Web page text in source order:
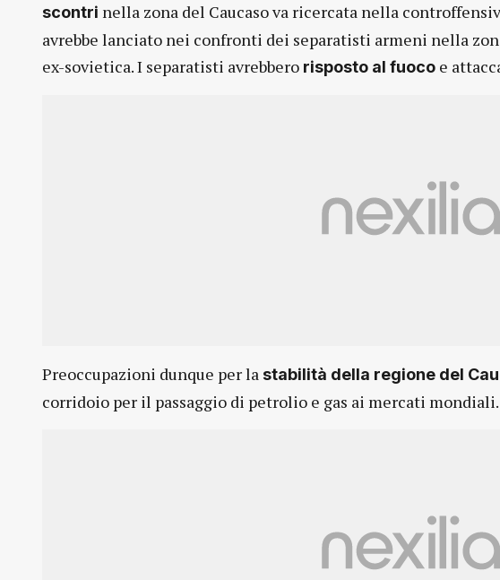
scontri nella zona del Caucaso va ricercata nella
avrebbe lanciato nei confronti dei separatisti armeni nella
ex-sovietica. I separatisti avrebbero risposto al fuoco e
Preoccupazioni dunque per lastabilità della regione del
corridoio per il passaggio di petrolio e gas ai mercati mondiali.